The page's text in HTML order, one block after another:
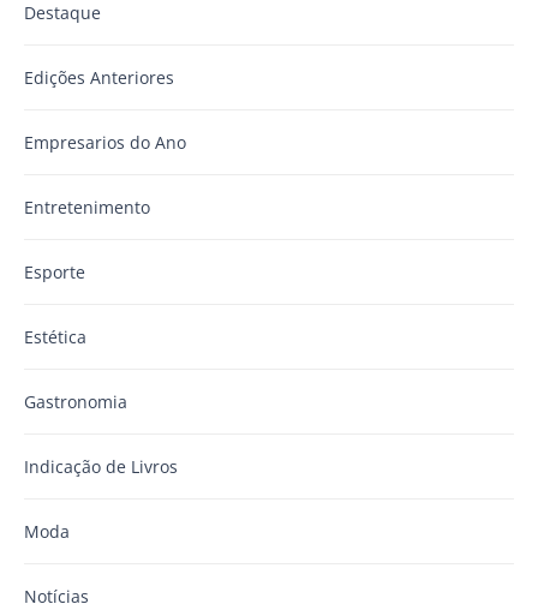
Destaque
Edições Anteriores
Empresarios do Ano
Entretenimento
Esporte
Estética
Gastronomia
Indicação de Livros
Moda
Notícias